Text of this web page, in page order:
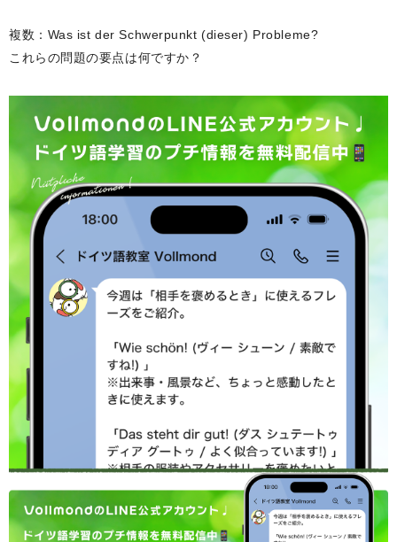
複数：Was ist der Schwerpunkt (dieser) Probleme?
これらの問題の要点は何ですか？